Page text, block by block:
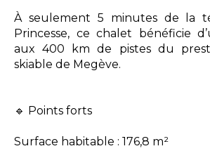
À seulement 5 minutes de la
Princesse, ce chalet bénéficie
aux 400 km de pistes du
skiable de Megève.
🔹 Points forts
Surface habitable : 176,8 m²